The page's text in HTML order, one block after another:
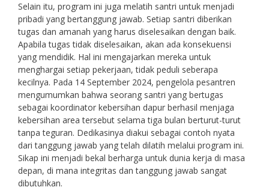
Selain itu, program ini juga melatih santri untuk menjadi
pribadi yang bertanggung jawab. Setiap santri diberikan
tugas dan amanah yang harus diselesaikan dengan baik.
Apabila tugas tidak diselesaikan, akan ada konsekuensi
yang mendidik. Hal ini mengajarkan mereka untuk
menghargai setiap pekerjaan, tidak peduli seberapa
kecilnya. Pada 14 September 2024, pengelola pesantren
mengumumkan bahwa seorang santri yang bertugas
sebagai koordinator kebersihan dapur berhasil menjaga
kebersihan area tersebut selama tiga bulan berturut-turut
tanpa teguran. Dedikasinya diakui sebagai contoh nyata
dari tanggung jawab yang telah dilatih melalui program ini.
Sikap ini menjadi bekal berharga untuk dunia kerja di masa
depan, di mana integritas dan tanggung jawab sangat
dibutuhkan.